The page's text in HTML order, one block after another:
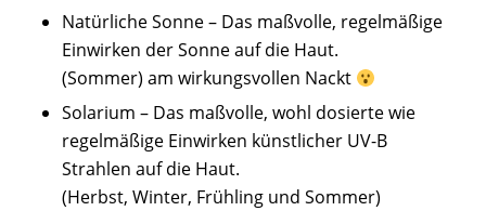
Natürliche Sonne – Das maßvolle, regelmäßige
Einwirken der Sonne auf die Haut.
(Sommer) am wirkungsvollen Nackt
Solarium – Das maßvolle, wohl dosierte wie
regelmäßige Einwirken künstlicher UV-B
Strahlen auf die Haut.
(Herbst, Winter, Frühling und Sommer)